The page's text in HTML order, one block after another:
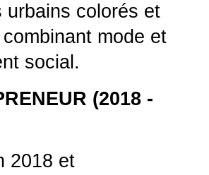
urbains colorés et
mode et
social.
(2018 -
2018 et